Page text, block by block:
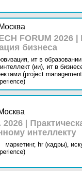
FORUM
бизнеса
ит в
(ии), ит в
(project
|
интеллекту
маркетинг, hr (кадры),